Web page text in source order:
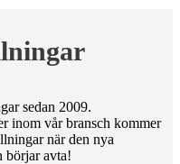
sedan 2009.
inom vår bransch kommer
när den nya
börjar avta!